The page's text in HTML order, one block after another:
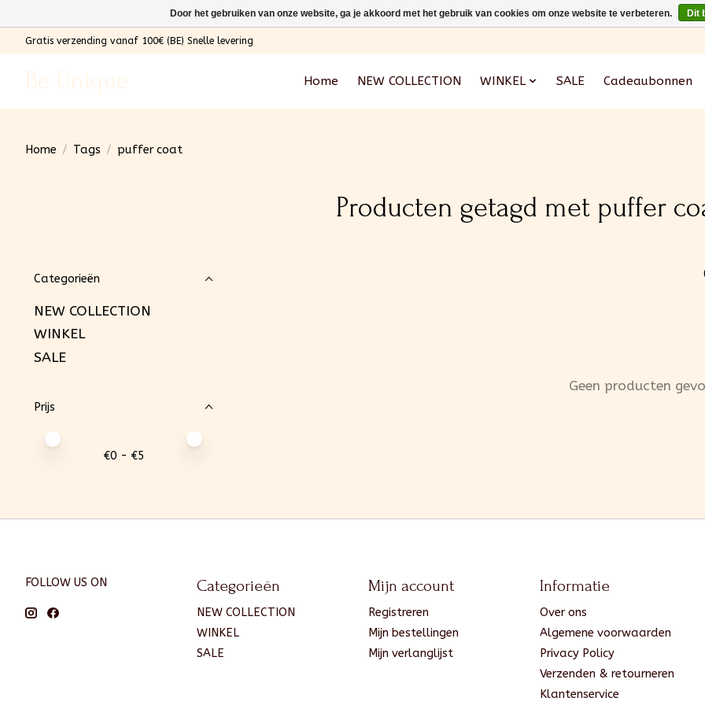
Gratis verzending vanaf 100€ (BE) Snelle levering
Be Unique Home NEW COLLECTION WINKEL SALE Cadeaubonnen
Home / Tags / puffer coat
Producten getagd met puffer
Categorieën
NEW COLLECTION
WINKEL
SALE
Prijs
Minimale prijswaarde
Price maximum value
€0 - €5
Geen producten
FOLLOW US ON Categorieën
NEW COLLECTION
WINKEL
SALE
Mijn account
Registreren
Mijn bestellingen
Mijn verlanglijst
Informatie
Over ons
Algemene voorwaarden
Privacy Policy
Verzenden & retourneren
Klantenservice
Door het gebruiken van onze website, ga je akkoord met het gebruik van cookies om onze website te verbeteren. Dit